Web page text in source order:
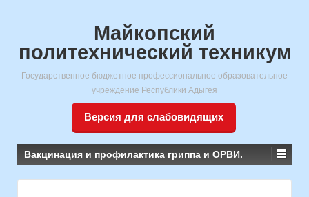
Майкопский
политехнический техникум
Государственное бюджетное профессиональное образовательное
учреждение Республики Адыгея
Версия для слабовидящих
Вакцинация и профилактика гриппа и ОРВИ.